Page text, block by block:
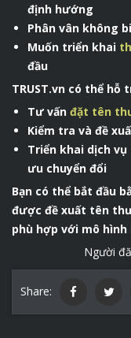
định hướng
Phân vân không
Muốn triển khai
đầu
TRUST.vn có thể hỗ
Tư vấn đặt tên
Kiểm tra và đề
Triển khai dịch vụ
ưu chuyển đổi
Bạn có thể bắt đầu
được đề xuất tên
phù hợp với mô
Người
Share: